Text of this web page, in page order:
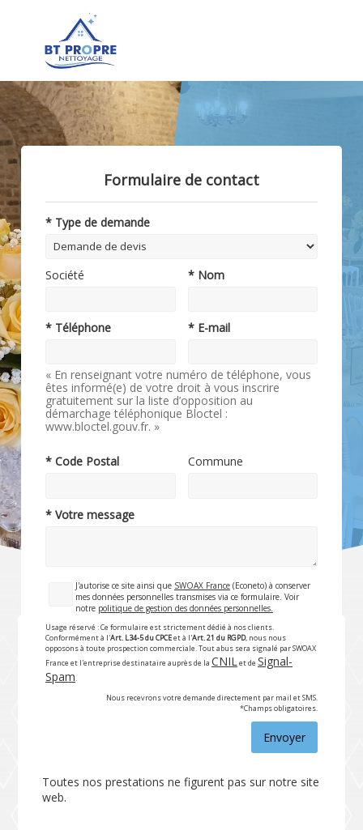
Formulaire de contact
* Type de demande
Société * Nom
* Téléphone * E-mail
« En renseignant votre numéro de téléphone, vous
êtes informé(e) de votre droit à vous inscrire
gratuitement sur la liste d’opposition au
démarchage téléphonique Bloctel :
www.bloctel.gouv.fr. »
* Code Postal Commune
* Votre message
J'autorise ce site ainsi que SWOAX France (Econeto) à conserver
mes données personnelles transmises via ce formulaire. Voir
notre politique de gestion des données personnelles.
Usage réservé : Ce formulaire est strictement dédié à nos clients.
Conformément à l'Art. L34-5 du CPCEet à l'Art. 21 du RGPD, nous nous
opposons à toute prospection commerciale. Tout abus sera signalé par SWOAX
France et l'entreprise destinataire auprès de la CNILet de Signal-
Spam.
Nous recevrons votre demande directement par mail et SMS.
*Champs obligatoires.
Envoyer
Toutes nos prestations ne figurent pas sur notre site
web.